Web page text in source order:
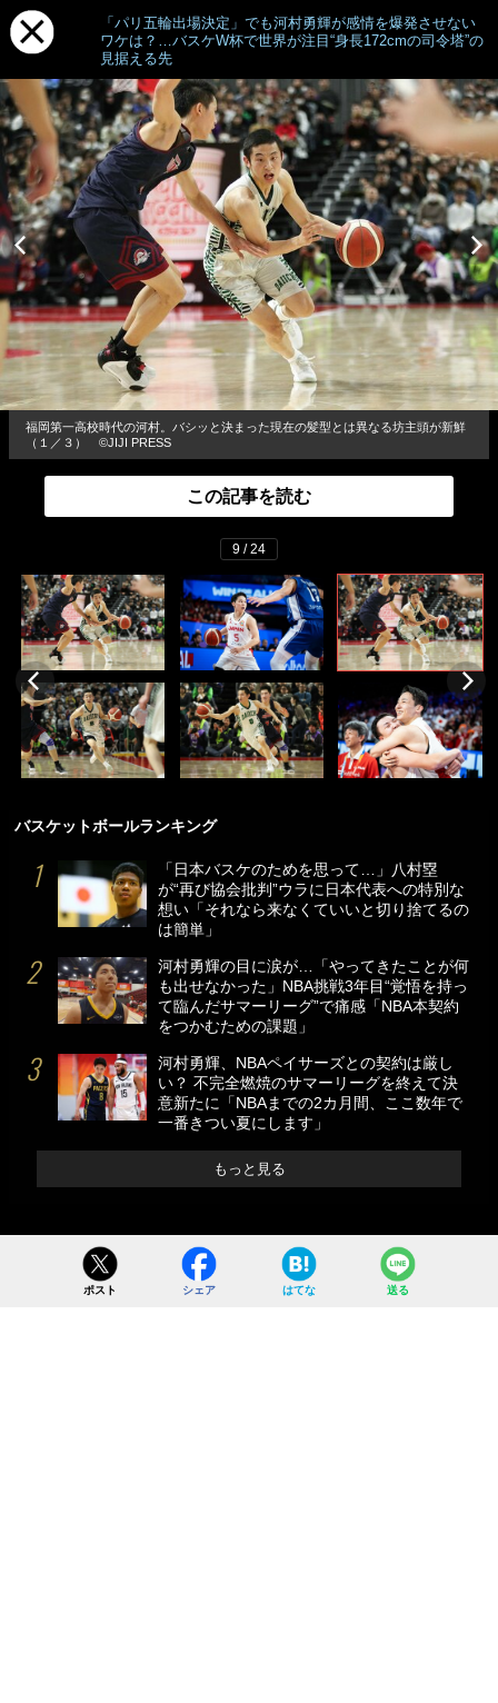
「パリ五輪出場決定」でも河村勇輝が感情を爆発させない
ワケは？…バスケW杯で世界が注目“身長172cmの司令塔”の
見据える先
福岡第一高校時代の河村。バシッと決まった現在の髪型とは異なる坊主頭が新鮮
（１／３） ©JIJI PRESS
この記事を読む
9 / 24
バスケットボールランキング
「日本バスケのためを思って…」八村塁
が“再び協会批判”ウラに日本代表への特別な
想い「それなら来なくていいと切り捨てるの
は簡単」
河村勇輝の目に涙が…「やってきたことが何
も出せなかった」NBA挑戦3年目“覚悟を持っ
て臨んだサマーリーグ”で痛感「NBA本契約
をつかむための課題」
河村勇輝、NBAペイサーズとの契約は厳し
い？ 不完全燃焼のサマーリーグを終えて決
意新たに「NBAまでの2カ月間、ここ数年で
一番きつい夏にします」
もっと見る
ポスト シェア はてな 送る